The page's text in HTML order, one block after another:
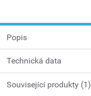
Popis
Technická data
Související produkty (1)